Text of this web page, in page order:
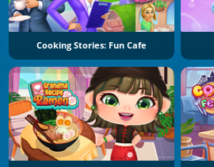
Cooking Stories: Fun Cafe